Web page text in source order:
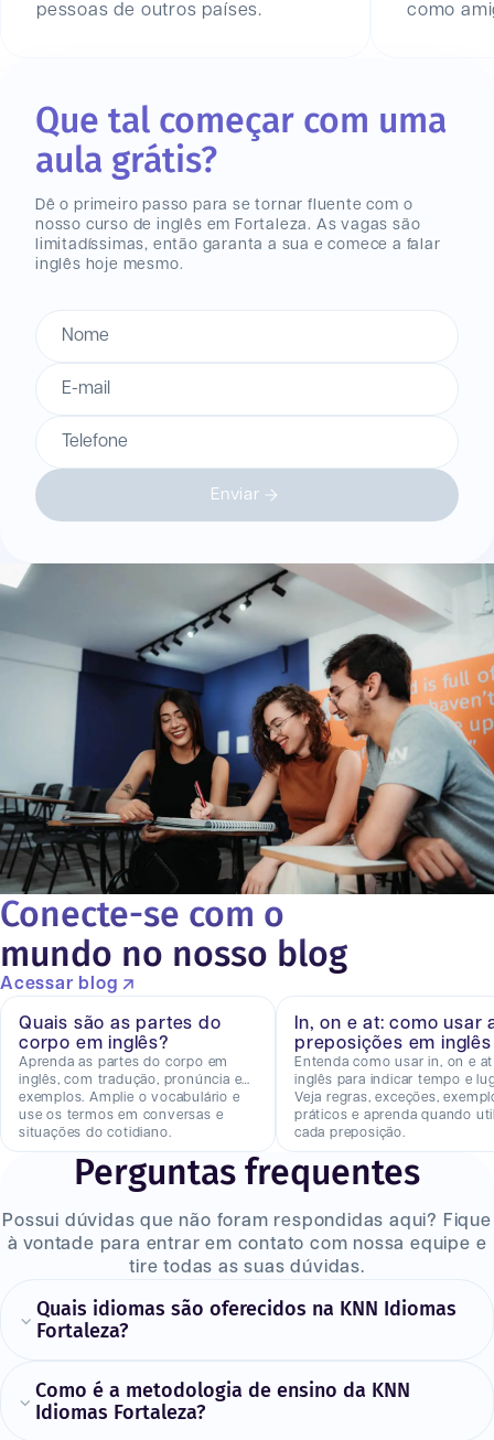
pessoas de outros países.
como
Que tal começar com uma
aula grátis?
Dê o primeiro passo para se tornar fluente com o
nosso curso de inglês em Fortaleza. As vagas são
limitadíssimas, então garanta a sua e comece a falar
inglês hoje mesmo.
Nome
E-mail
Telefone
Enviar
Conecte-se com o
mundo no nosso blog
Acessar blog
Quais são as partes do
corpo em inglês?
Aprenda as partes do corpo em
inglês, com tradução, pronúncia e
exemplos. Amplie o vocabulário e
use os termos em conversas e
situações do cotidiano.
In, on e at: como usar
preposições em inglês
Entenda como usar in, on e
inglês para indicar tempo e
Veja regras, exceções,
práticos e aprenda quando
cada preposição.
Perguntas frequentes
Possui dúvidas que não foram respondidas aqui? Fique
à vontade para entrar em contato com nossa equipe e
tire todas as suas dúvidas.
Quais idiomas são oferecidos na KNN Idiomas
Fortaleza?
Como é a metodologia de ensino da KNN
Idiomas Fortaleza?